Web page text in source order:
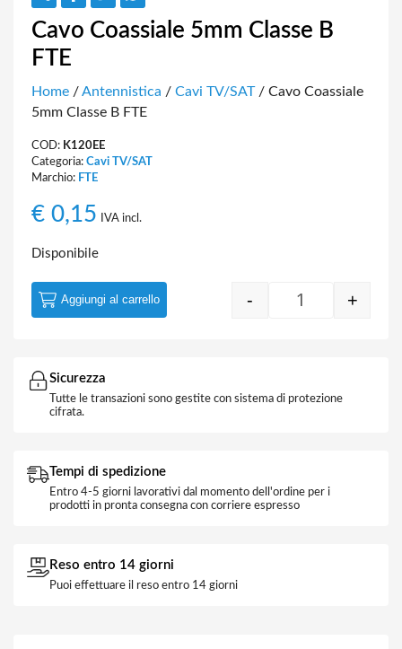
Cavo Coassiale 5mm Classe B
FTE
Home /Antennistica / Cavi TV/SAT/ Cavo Coassiale
5mm Classe B FTE
COD: K120EE
Categoria: Cavi TV/SAT
Marchio: FTE
€ 0,15 IVA incl.
Disponibile
Cavo Coassiale
- +
Aggiungi al carrello
Sicurezza
Tutte le transazioni sono gestite con sistema di protezione
cifrata.
Tempi di spedizione
Entro 4-5 giorni lavorativi dal momento dell'ordine per i
prodotti in pronta consegna con corriere espresso
Reso entro 14 giorni
Puoi effettuare il reso entro 14 giorni